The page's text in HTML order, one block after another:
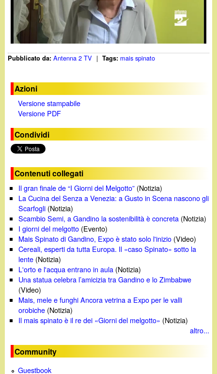
i
l
a
y
V
d
Pubblicato da:Antenna 2 TV | Tags: mais spinato
Azioni
Versione stampabile
Versione PDF
Condividi
Contenuti collegati
Il gran finale de “I Giorni del Melgotto” (Notizia)
La Cucina del Senza a Venezia: a Gusto in Scena nascono gli
Scarfogli (Notizia)
Scambio Semi, a Gandino la sostenibilità è concreta (Notizia)
I giorni del melgotto (Evento)
Mais Spinato di Gandino, Expo è stato solo l'inizio (Video)
Cereali, esperti da tutta Europa. Il «caso Spinato» sotto la
lente (Notizia)
L'orto e l'acqua entrano in aula (Notizia)
Una statua celebra l’amicizia tra Gandino e lo Zimbabwe
(Video)
Mais, mele e funghi Ancora vetrina a Expo per le valli
orobiche (Notizia)
Il mais spinato è il re dei «Giorni del melgotto» (Notizia)
altro...
Community
Guestbook